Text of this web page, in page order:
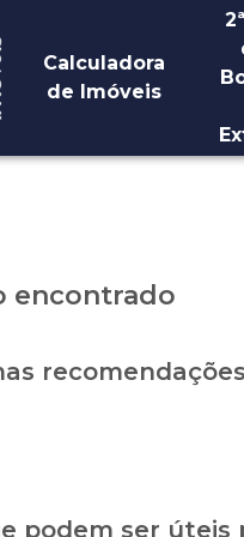
Calculadora
de Imóveis
encontrado
podem ser úteis